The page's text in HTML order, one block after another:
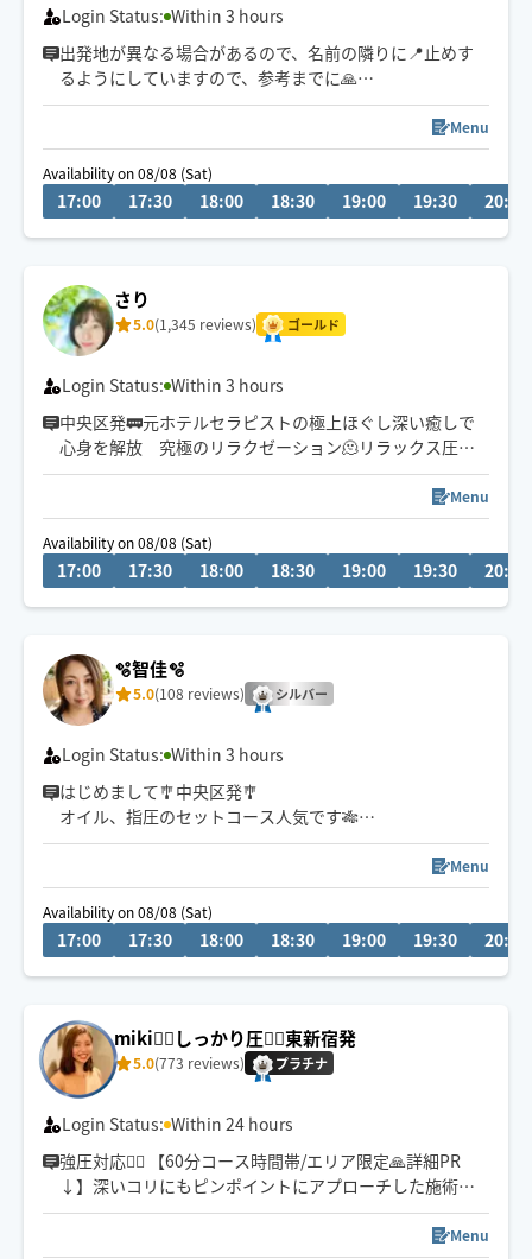
Login Status: Within 3 hours
出発地が異なる場合があるので、名前の隣りに📍止めす
るようにしていますので、参考までに🙏
場所によっては60分〜90分程度到着時間を要するため、
一度Chatにてご連絡またご確認させて頂くこともありま
すので宜しくお願い致します🙏
Menu
Availability on 08/08 (Sat)
17:00 17:30 18:00 18:30 19:00 19:30 20:00
さり
5.0(1,345 reviews) ゴールド
Login Status: Within 3 hours
中央区発🚃元ホテルセラピストの極上ほぐし深い癒しで
心身を解放 究極のリラクゼーション🫠リラックス圧〜
しっかり圧まで高評です☺︎
お客様とのご縁に感謝🙏🏻
※ご希望日時チャットにてお気軽に質問くださいませ
※熱中症対策のため必ずエアコンの稼働をお願いいたし
Menu
Availability on 08/08 (Sat)
17:00 17:30 18:00 18:30 19:00 19:30 20:00
🫧智佳🫧
5.0(108 reviews) シルバー
Login Status: Within 3 hours
はじめまして🎐中央区発🎐
オイル、指圧のセットコース人気です🎋
お盆も稼働🥭
日々の癒し、自分へのご褒美時間に☆
🌻絶妙な力加減で施術させて頂きます🌻
お客様のお気持ちに寄り添いゆったりとしたとろとろに
なる極上の癒しの時間を提供させて頂きます🫧
是非1度お任せ下さいませ🌠
ご予約お待ちしております♪
Menu
Availability on 08/08 (Sat)
17:00 17:30 18:00 18:30 19:00 19:30 20:00
miki🧘‍♀️しっかり圧💆‍♀️東新宿発
5.0(773 reviews) プラチナ
Login Status: Within 24 hours
強圧対応🙆‍♀️ 【60分コース時間帯/エリア限定🙏詳細PR
↓】深いコリにもピンポイントにアプローチした施術を
得意としております😌
がっつりほぐされたい方、まったりリラックスしたい方
Menu